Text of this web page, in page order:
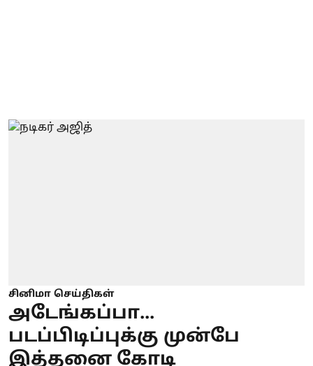
சினிமா செய்திகள்
அடேங்கப்பா...
படப்பிடிப்புக்கு முன்பே
இத்தனை கோடி